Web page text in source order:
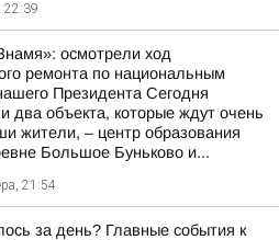
22:39
осмотрели ход
ремонта по национальным
Президента Сегодня
два объекта, которые ждут очень
жители, – центр образования
Большое Буньково и...
21:54
за день? Главные события к